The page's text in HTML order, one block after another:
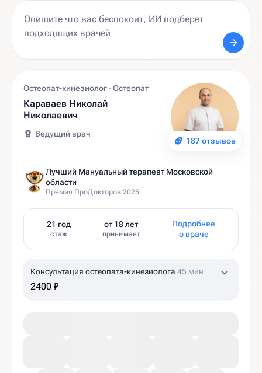
187 отзывов
Остеопат-кинезиолог · Остеопат
Караваев Николай
Николаевич
Ведущий врач
Лучший Мануальный терапевт Московской
области
Премия ПроДокторов 2025
21 год
стаж
от 18 лет
принимает
Подробнее
о враче
Консультация остеопата-кинезиолога 45 мин
2400 ₽